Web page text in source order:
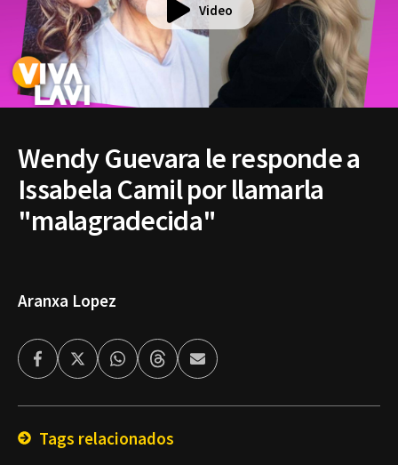
Video
Wendy Guevara le responde a
Issabela Camil por llamarla
"malagradecida"
Aranxa Lopez
FacebookTwitterWhatsappThreadsEnviar
por
Tags relacionados